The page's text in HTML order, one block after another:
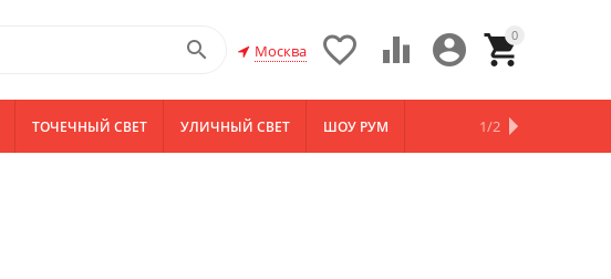
0


 
Москва

ТОЧЕЧНЫЙ СВЕТ УЛИЧНЫЙ СВЕТ ШОУ РУМ НОВИНКИ1/2